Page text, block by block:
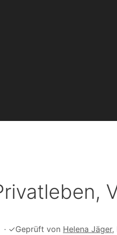
· ✓Geprüft von Helena Jäger,